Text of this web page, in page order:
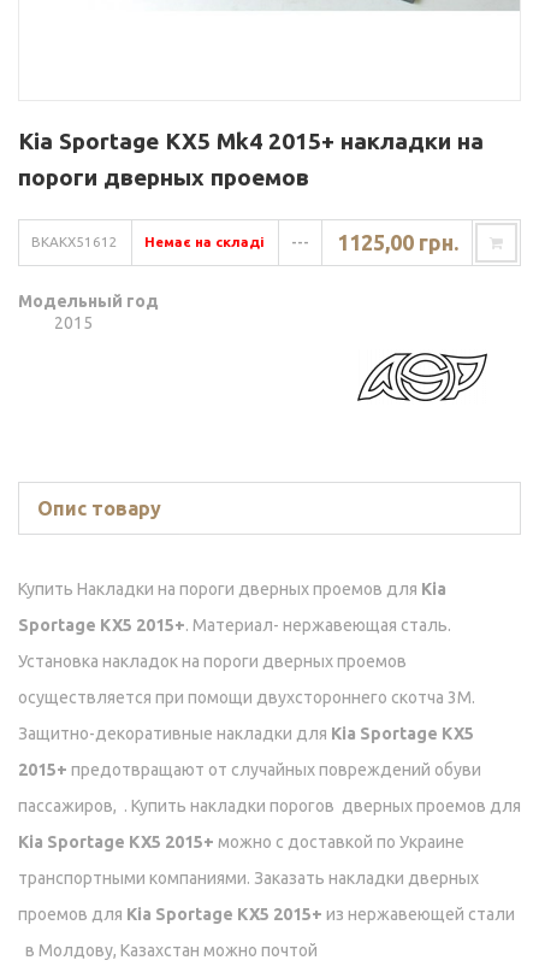
Kia Sportage KX5 Mk4 2015+ накладки на
пороги дверных проемов
BKAKX51612 Немає на складі --- 1125,00 грн.
Модельный год
2015
Опис товару
Купить Накладки на пороги дверных проемов для Kia
Sportage KX5 2015+. Материал- нержавеющая сталь.
Установка накладок на пороги дверных проемов
осуществляется при помощи двухстороннего скотча 3М.
Защитно-декоративные накладки для Kia Sportage KX5
2015+ предотвращают от случайных повреждений обуви
пассажиров, . Купить накладки порогов дверных проемов для
Kia Sportage KX5 2015+ можно с доставкой по Украине
транспортными компаниями. Заказать накладки дверных
проемов для Kia Sportage KX5 2015+ из нержавеющей стали
в Молдову, Казахстан можно почтой